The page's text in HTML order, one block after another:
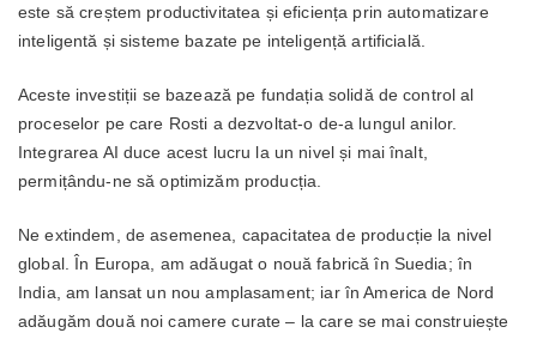
este să creștem productivitatea și eficiența prin automatizare
inteligentă și sisteme bazate pe inteligență artificială.
Aceste investiții se bazează pe fundația solidă de control al
proceselor pe care Rosti a dezvoltat-o de-a lungul anilor.
Integrarea AI duce acest lucru la un nivel și mai înalt,
permițându-ne să optimizăm producția.
Ne extindem, de asemenea, capacitatea de producție la nivel
global. În Europa, am adăugat o nouă fabrică în Suedia; în
India, am lansat un nou amplasament; iar în America de Nord
adăugăm două noi camere curate – la care se mai construiește